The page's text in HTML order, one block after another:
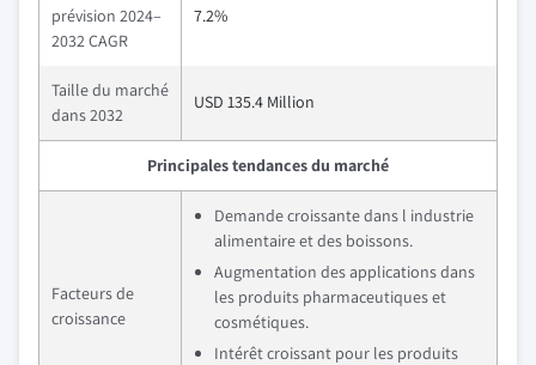
prévision 2024–
2032 CAGR
7.2%
Taille du marché
dans 2032
USD 135.4 Million
Principales tendances du marché
Facteurs de
croissance
Demande croissante dans l industrie
alimentaire et des boissons.
Augmentation des applications dans
les produits pharmaceutiques et
cosmétiques.
Intérêt croissant pour les produits